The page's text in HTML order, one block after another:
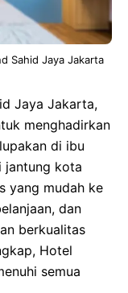
Sahid Jaya Jakarta
Jaya Jakarta,
menghadirkan
di ibu
jantung kota
yang mudah ke
dan
berkualitas
Hotel
semua